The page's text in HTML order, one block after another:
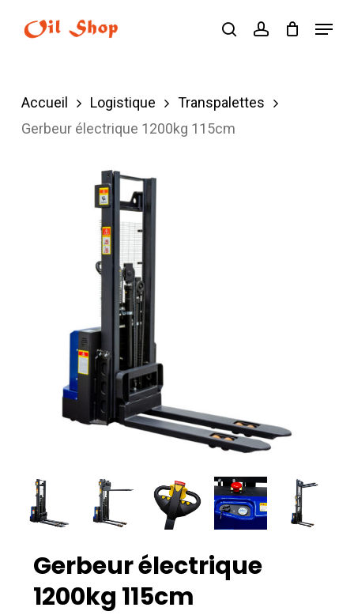
searchaccount
Menu
Accueil Logistique
Transpalettes
Gerbeur électrique 1200kg 115cm
Gerbeur électrique
1200kg 115cm